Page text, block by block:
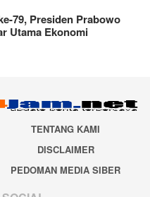
79, Presiden Prabowo
Utama Ekonomi
TENTANG KAMI
DISCLAIMER
PEDOMAN MEDIA SIBER